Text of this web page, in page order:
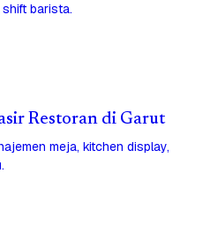
barista.
Restoran di Garut
meja, kitchen display,